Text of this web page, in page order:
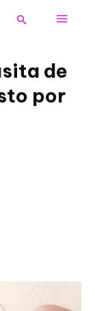
de
por